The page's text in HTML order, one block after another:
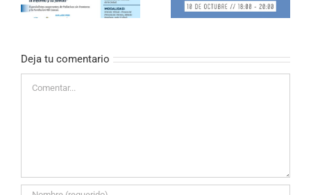
CUIDADOS EN
PALIATIVOS»
Deja tu comentario